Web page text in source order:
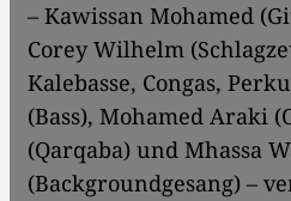
– Kawissan Mohamed
Corey Wilhelm
Kalebasse, Congas,
(Bass), Mohamed Araki
(Qarqaba) und Mhassa
(Backgroundgesang) –